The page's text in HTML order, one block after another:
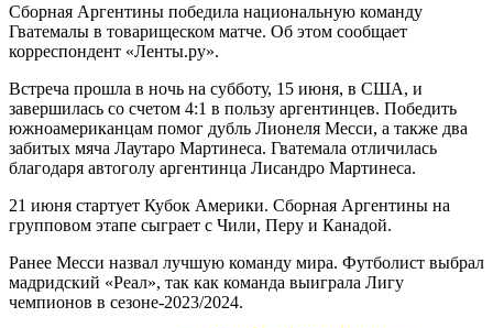
Сборная Аргентины победила национальную команду
Гватемалы в товарищеском матче. Об этом сообщает
корреспондент «Ленты.ру».
Встреча прошла в ночь на субботу, 15 июня, в США, и
завершилась со счетом 4:1 в пользу аргентинцев. Победить
южноамериканцам помог дубль Лионеля Месси, а также два
забитых мяча Лаутаро Мартинеса. Гватемала отличилась
благодаря автоголу аргентинца Лисандро Мартинеса.
21 июня стартует Кубок Америки. Сборная Аргентины на
групповом этапе сыграет с Чили, Перу и Канадой.
Ранее Месси назвал лучшую команду мира. Футболист выбрал
мадридский «Реал», так как команда выиграла Лигу
чемпионов в сезоне-2023/2024.